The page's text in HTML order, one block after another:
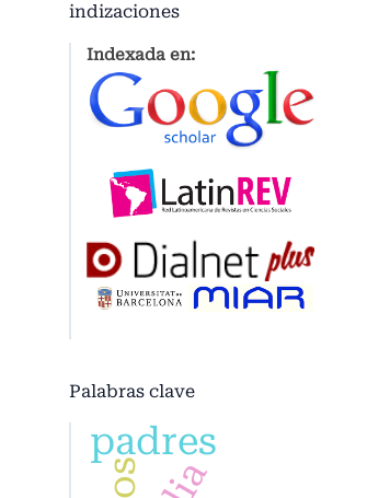
indizaciones
Indexada en:
Palabras clave
padres